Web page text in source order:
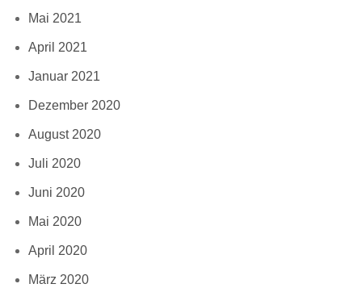
Mai 2021
April 2021
Januar 2021
Dezember 2020
August 2020
Juli 2020
Juni 2020
Mai 2020
April 2020
März 2020